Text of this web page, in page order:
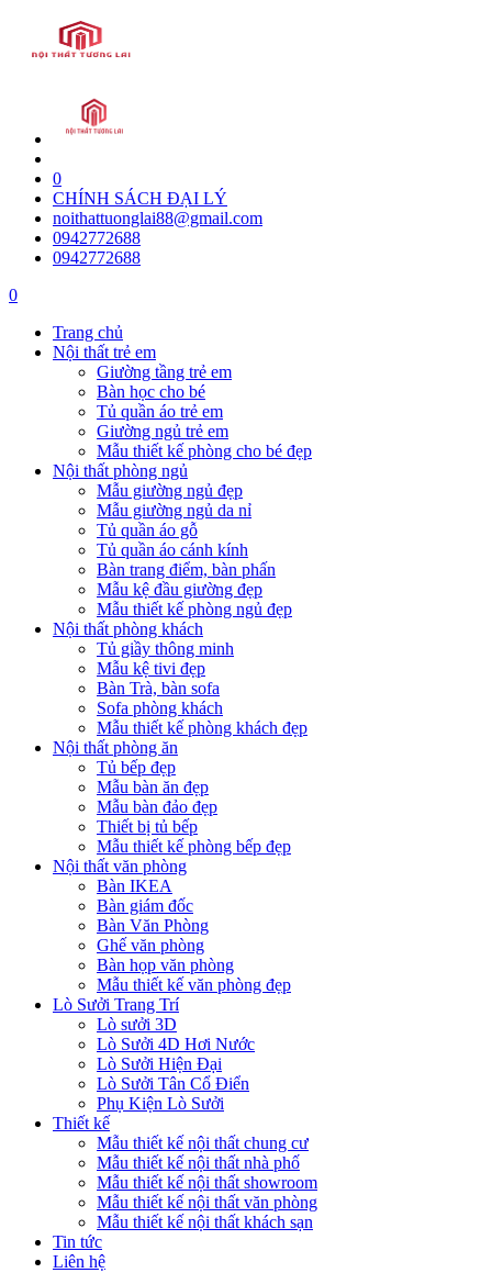
0
CHÍNH SÁCH ĐẠI LÝ
noithattuonglai88@gmail.com
0942772688
0942772688
0
Trang chủ
Nội thất trẻ em
Giường tầng trẻ em
Bàn học cho bé
Tủ quần áo trẻ em
Giường ngủ trẻ em
Mẫu thiết kế phòng cho bé đẹp
Nội thất phòng ngủ
Mẫu giường ngủ đẹp
Mẫu giường ngủ da nỉ
Tủ quần áo gỗ
Tủ quần áo cánh kính
Bàn trang điểm, bàn phấn
Mẫu kệ đầu giường đẹp
Mẫu thiết kế phòng ngủ đẹp
Nội thất phòng khách
Tủ giầy thông minh
Mẫu kệ tivi đẹp
Bàn Trà, bàn sofa
Sofa phòng khách
Mẫu thiết kế phòng khách đẹp
Nội thất phòng ăn
Tủ bếp đẹp
Mẫu bàn ăn đẹp
Mẫu bàn đảo đẹp
Thiết bị tủ bếp
Mẫu thiết kế phòng bếp đẹp
Nội thất văn phòng
Bàn IKEA
Bàn giám đốc
Bàn Văn Phòng
Ghế văn phòng
Bàn họp văn phòng
Mẫu thiết kế văn phòng đẹp
Lò Sưởi Trang Trí
Lò sưởi 3D
Lò Sưởi 4D Hơi Nước
Lò Sưởi Hiện Đại
Lò Sưởi Tân Cổ Điển
Phụ Kiện Lò Sưởi
Thiết kế
Mẫu thiết kế nội thất chung cư
Mẫu thiết kế nội thất nhà phố
Mẫu thiết kế nội thất showroom
Mẫu thiết kế nội thất văn phòng
Mẫu thiết kế nội thất khách sạn
Tin tức
Liên hệ